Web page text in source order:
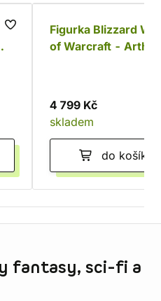
Figurka Blizzard
of Warcraft - Arthas 25
4 799 Kč
skladem
do košíku
fantasy, sci-fi a